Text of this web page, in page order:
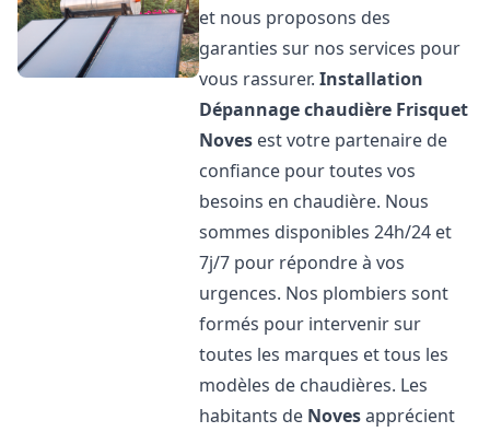
et nous proposons des
garanties sur nos services pour
vous rassurer.Installation
Dépannage chaudière Frisquet
Noves est votre partenaire de
confiance pour toutes vos
besoins en chaudière. Nous
sommes disponibles 24h/24 et
7j/7 pour répondre à vos
urgences. Nos plombiers sont
formés pour intervenir sur
toutes les marques et tous les
modèles de chaudières. Les
habitants de Novesapprécient